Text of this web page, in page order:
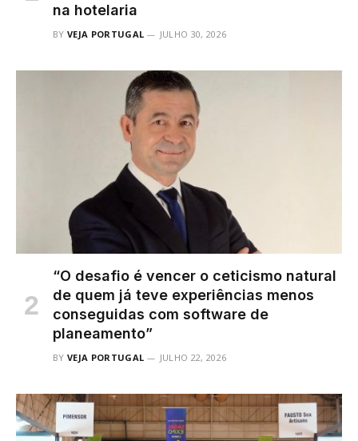
na hotelaria
BY VEJA PORTUGAL JULHO 30, 2026
“O desafio é vencer o ceticismo natural
de quem já teve experiências menos
conseguidas com software de
planeamento”
BY VEJA PORTUGAL JULHO 22, 2026